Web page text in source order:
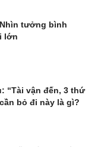
tưởng bình
lớn
“Tài vận đến, 3 thứ
bỏ đi này là gì?